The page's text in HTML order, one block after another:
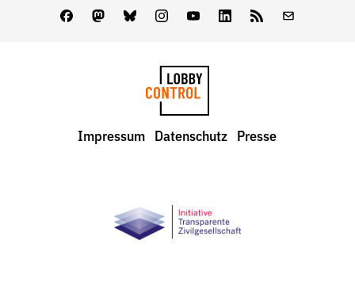
FacebookMastodon
BlueskyInstagram
YoutubeLinkedInFeed
LobbyControl
Impressum Datenschutz Presse